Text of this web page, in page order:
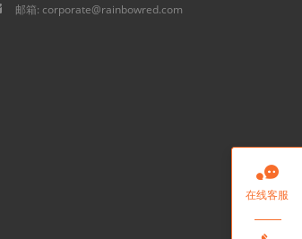
邮箱: corporate@rainbowred.com

在线客服